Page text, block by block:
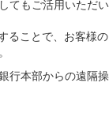
てもご活用いただい
ることで、お客様の
行本部からの遠隔操